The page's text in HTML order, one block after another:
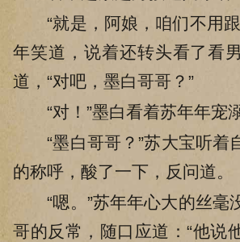
“就是，阿娘，咱们不用跟
年笑道，说着还转头看了看
道，“对吧，墨白哥哥？”
“对！”墨白看着苏年年宠溺
“墨白哥哥？”苏大宝听着
的称呼，酸了一下，反问道。
“嗯。”苏年年心大的丝毫
哥的反常，随口应道：“他说